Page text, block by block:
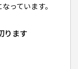
っています。
ります